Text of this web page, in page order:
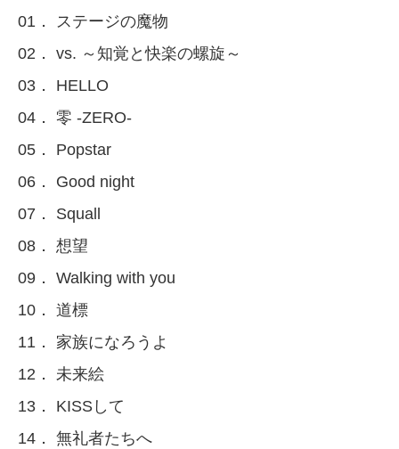
01． ステージの魔物
02． vs. ～知覚と快楽の螺旋～
03． HELLO
04． 零 -ZERO-
05． Popstar
06． Good night
07． Squall
08． 想望
09． Walking with you
10． 道標
11． 家族になろうよ
12． 未来絵
13． KISSして
14． 無礼者たちへ